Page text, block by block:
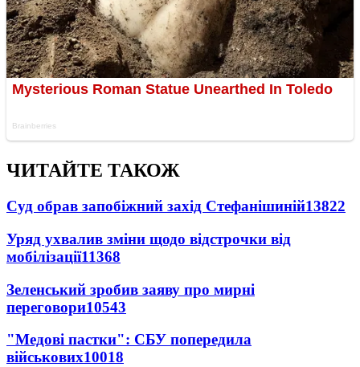
ЧИТАЙТЕ ТАКОЖ
Суд обрав запобіжний захід Стефанішиній13822
Уряд ухвалив зміни щодо відстрочки від
мобілізації11368
Зеленський зробив заяву про мирні
переговори10543
"Медові пастки": СБУ попередила
військових10018